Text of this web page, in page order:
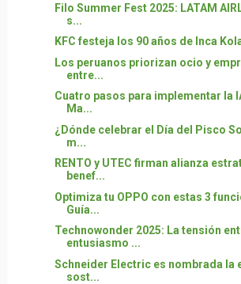
Filo Summer Fest 2025: LATAM
s...
KFC festeja los 90 años de Inca
Los peruanos priorizan ocio y
entre...
Cuatro pasos para implementar la
Ma...
¿Dónde celebrar el Día del Pisco
m...
RENTO y UTEC firman alianza
benef...
Optimiza tu OPPO con estas 3
Guía...
Technowonder 2025: La tensión
entusiasmo ...
Schneider Electric es nombrada la
sost...